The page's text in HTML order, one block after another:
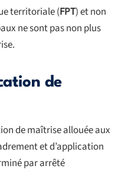
territoriale (FPT) et non
ne sont pas non plus
de
de maîtrise allouée aux
et d’application
par arrêté